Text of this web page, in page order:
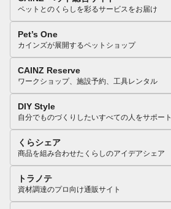
ペットとのくらしを彩るサービスをお届け
Pet’s One
カインズが展開するペットショップ
CAINZ Reserve
ワークショップ、施設予約、工具レンタル
DIY Style
自分でものづくりしたいすべての人をサポート
くらシェア
商品を組み合わせたくらしのアイデアシェア
トラノテ
資材調達のプロ向け通販サイト